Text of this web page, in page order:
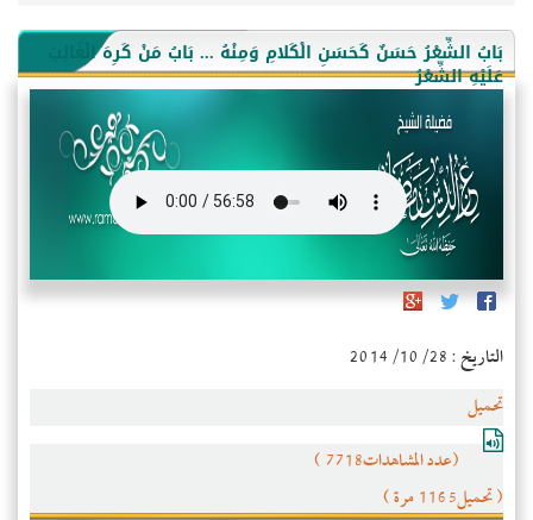
بَابُ الشِّعْرُ حَسَنٌ كَحَسَنِ الْكَلامِ وَمِنْهُ ... بَابُ مَنْ كَرِهَ الْغَالِبَ
عَلَيْهِ الشِّعْرُ
التاريخ : 2014/10/28
تحميل
(عدد المشاهدات7718 )
( تحميل1165 مرة )